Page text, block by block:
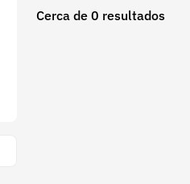
Cerca de 0 resultados